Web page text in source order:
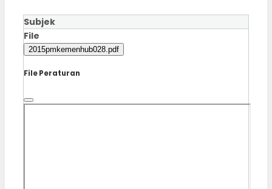
Subjek
File
2015pmkemenhub028.pdf
File Peraturan